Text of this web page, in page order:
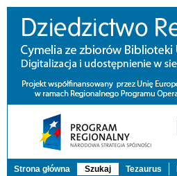
Strona główna Szukaj Tezaurus